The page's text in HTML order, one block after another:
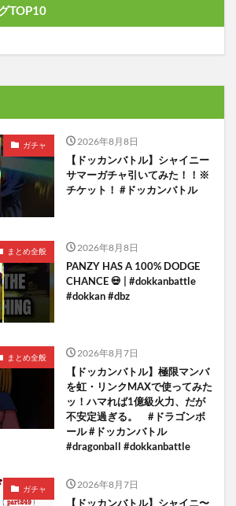
TOP10
ガチャ 2026年8月8日
【ドッカンバトル】シャイニー
サマーガチャ引いてみた！！※
チケット！ #ドッカンバトル
まとめ全般 2026年8月8日
PANZY HAS A 100% DODGE
CHANCE 💀 | #dokkanbattle
#dokkan #dbz
まとめ全般 2026年8月7日
【ドッカンバトル】極限マンバ
を虹・リンクMAXで使ってみた
ッ！ハマれば1億級火力、だが
不安定過ぎる。 #ドラゴンボ
ール #ドッカンバトル
#dragonball #dokkanbattle
ガチャ 2026年8月7日
【ドッカンバトル】シャイニ〜